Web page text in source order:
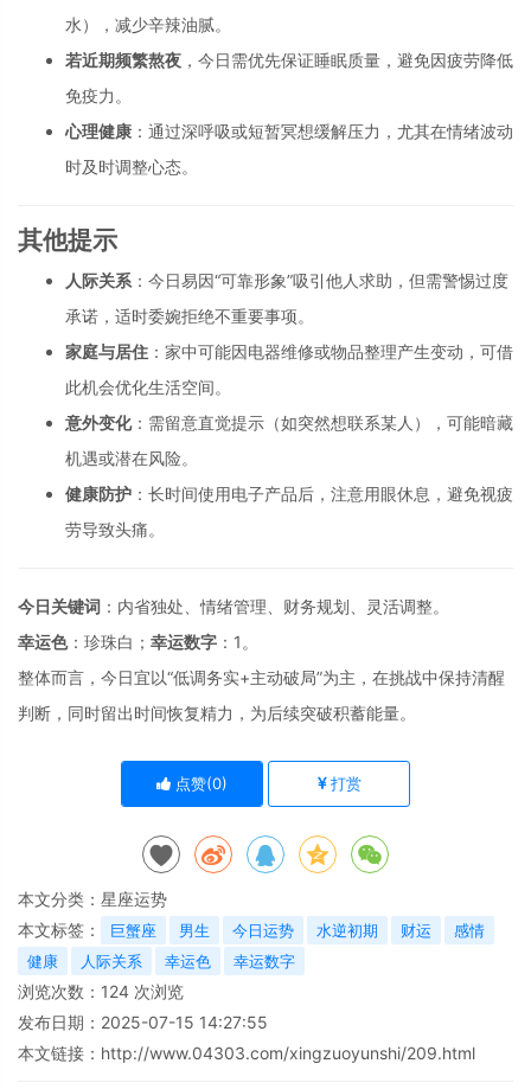
水），减少辛辣油腻。
若近期频繁熬夜 ，今日需优先保证睡眠质量，避免因疲劳降低
免疫力。
心理健康 ：通过深呼吸或短暂冥想缓解压力，尤其在情绪波动
时及时调整心态。
其他提示
人际关系 ：今日易因“可靠形象”吸引他人求助，但需警惕过度
承诺，适时委婉拒绝不重要事项。
家庭与居住 ：家中可能因电器维修或物品整理产生变动，可借
此机会优化生活空间。
意外变化：需留意直觉提示（如突然想联系某人），可能暗藏
机遇或潜在风险。
健康防护 ：长时间使用电子产品后，注意用眼休息，避免视疲
劳导致头痛。
今日关键词 ：内省独处、情绪管理、财务规划、灵活调整。
幸运色：珍珠白； 幸运数字 ：1。
整体而言，今日宜以“低调务实+主动破局”为主，在挑战中保持清醒
判断，同时留出时间恢复精力，为后续突破积蓄能量。
点赞(0) 打赏
本文分类： 星座运势
本文标签：
巨蟹座 男生 今日运势 水逆初期 财运
感情
健康
人际关系 幸运色 幸运数字
浏览次数： 124 次浏览
发布日期：2025-07-15 14:27:55
本文链接： http://www.04303.com/xingzuoyunshi/209.html